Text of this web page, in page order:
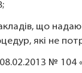
що
які не
№ 104